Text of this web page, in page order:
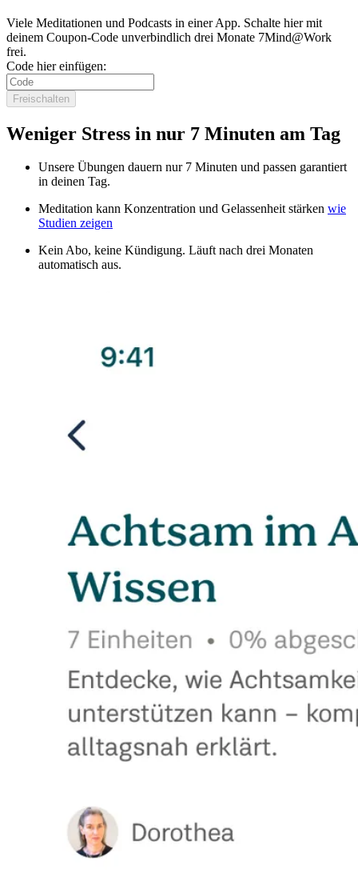
Viele Meditationen und Podcasts in einer App. Schalte hier mit
deinem Coupon-Code unverbindlich drei Monate 7Mind@Work
frei.
Code hier einfügen:
Freischalten
Weniger Stress in nur 7 Minuten am Tag
Unsere Übungen dauern nur 7 Minuten und passen garantiert
in deinen Tag.
Meditation kann Konzentration und Gelassenheit stärken wie
Studien zeigen
Kein Abo, keine Kündigung. Läuft nach drei Monaten
automatisch aus.